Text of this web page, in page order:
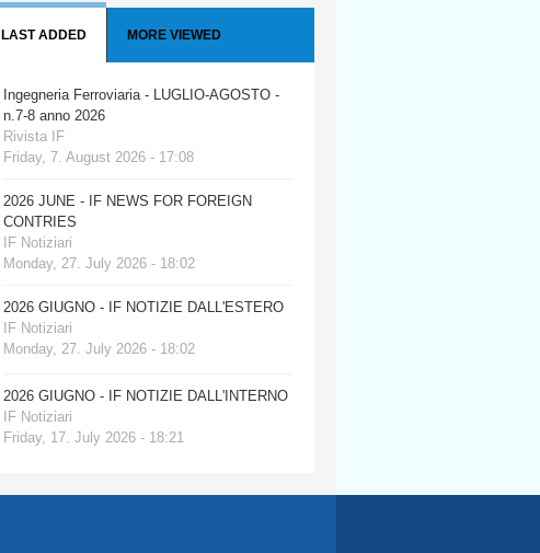
LAST ADDED MORE VIEWED
Ingegneria Ferroviaria - LUGLIO-AGOSTO -
n.7-8 anno 2026
Rivista IF
Friday, 7. August 2026 - 17:08
2026 JUNE - IF NEWS FOR FOREIGN
CONTRIES
IF Notiziari
Monday, 27. July 2026 - 18:02
2026 GIUGNO - IF NOTIZIE DALL'ESTERO
IF Notiziari
Monday, 27. July 2026 - 18:02
2026 GIUGNO - IF NOTIZIE DALL'INTERNO
IF Notiziari
Friday, 17. July 2026 - 18:21